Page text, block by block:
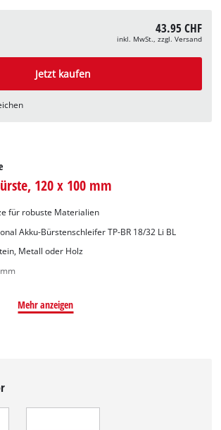
43.95 CHF
inkl. MwSt., zzgl. Versand
Jetzt kaufen
120 x 100 mm
für robuste Materialien
Akku-Bürstenschleifer TP-BR 18/32 Li BL
Metall oder Holz
Mehr anzeigen